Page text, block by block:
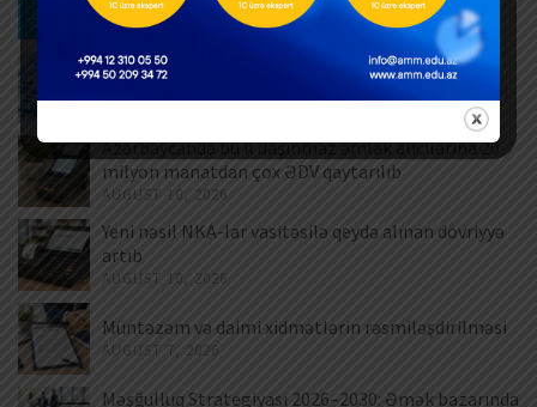
Ən son xəbərlər
Azərbaycanda orta aylıq əməkhaqqı artıb
AUGUST 10, 2026
Azərbaycanda bu il daşınmaz əmlak alıcılarına 20
milyon manatdan çox ƏDV qaytarılıb
AUGUST 10, 2026
Yeni nəsil NKA-lar vasitəsilə qeydə alınan dövriyyə
artıb
AUGUST 10, 2026
Müntəzəm və daimi xidmətlərin rəsmiləşdirilməsi
AUGUST 7, 2026
Məşğulluq Strategiyası 2026–2030: Əmək bazarında